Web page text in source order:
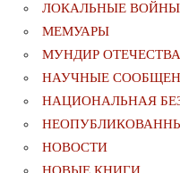
ЛОКАЛЬНЫЕ ВОЙНЫ
МЕМУАРЫ
МУНДИР ОТЕЧЕСТВА
НАУЧНЫЕ
НАЦИОНАЛЬНАЯ
НОВОСТИ
НОВЫЕ КНИГИ